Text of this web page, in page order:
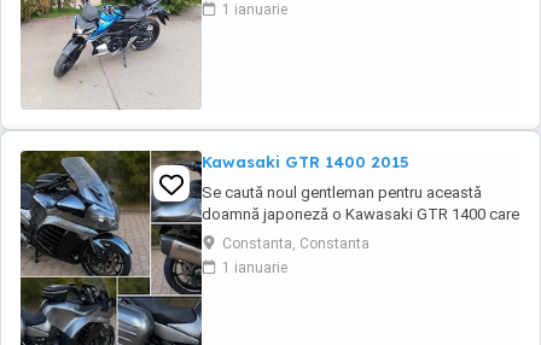
service autorizat
1 ianuarie
Kawasaki GTR 1400 2015
Se caută noul gentleman pentru această
doamnă japoneză o Kawasaki GTR 1400 care
încă întoarce priviri și iubește kilometrii. A fost
răsfățată, întreținută la timp și tratată cu
respect. O dau doar cuiva care va avea grijă
Constanta, Constanta
1 ianuarie